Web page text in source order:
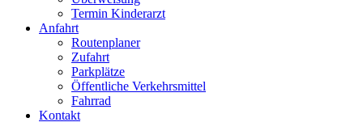
Termin Kinderarzt
Anfahrt
Routenplaner
Zufahrt
Parkplätze
Öffentliche Verkehrsmittel
Fahrrad
Kontakt